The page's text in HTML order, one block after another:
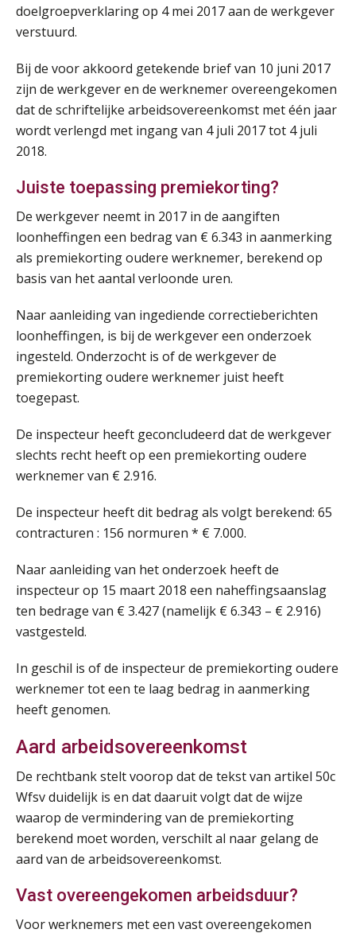
doelgroepverklaring op 4 mei 2017 aan de werkgever
verstuurd.
Bij de voor akkoord getekende brief van 10 juni 2017
zijn de werkgever en de werknemer overeengekomen
dat de schriftelijke arbeidsovereenkomst met één jaar
wordt verlengd met ingang van 4 juli 2017 tot 4 juli
2018.
Juiste toepassing premiekorting?
De werkgever neemt in 2017 in de aangiften
loonheffingen een bedrag van € 6.343 in aanmerking
als premiekorting oudere werknemer, berekend op
basis van het aantal verloonde uren.
Naar aanleiding van ingediende correctieberichten
loonheffingen, is bij de werkgever een onderzoek
ingesteld. Onderzocht is of de werkgever de
premiekorting oudere werknemer juist heeft
toegepast.
De inspecteur heeft geconcludeerd dat de werkgever
slechts recht heeft op een premiekorting oudere
werknemer van € 2.916.
De inspecteur heeft dit bedrag als volgt berekend: 65
contracturen : 156 normuren * € 7.000.
Naar aanleiding van het onderzoek heeft de
inspecteur op 15 maart 2018 een naheffingsaanslag
ten bedrage van € 3.427 (namelijk € 6.343 – € 2.916)
vastgesteld.
In geschil is of de inspecteur de premiekorting oudere
werknemer tot een te laag bedrag in aanmerking
heeft genomen.
Aard arbeidsovereenkomst
De rechtbank stelt voorop dat de tekst van artikel 50c
Wfsv duidelijk is en dat daaruit volgt dat de wijze
waarop de vermindering van de premiekorting
berekend moet worden, verschilt al naar gelang de
aard van de arbeidsovereenkomst.
Vast overeengekomen arbeidsduur?
Voor werknemers met een vast overeengekomen
AUG
HBO Programma Manager Payroll Services & Benefits
17
AUG
Module Arbeidsrecht en Sociale Zekerheid VPS
Markus Verbeek Praehep
24
AUG
Module Loonheffingen VPS
Markus Verbeek Praehep
24
25
AUG
Summercourse: Kiezen en loslaten & een mindset die kansen ziet en vertrouwen geeft
MOCuitgevers
25
AUG
Summercourse: Kiezen wat bij je past, loslaten wat je niet verder helpt
MOCuitgevers
25
25
AUG
Online Opleiding Praktijkdiploma Loonadministratie (PDL)
MOCuitgevers
AUG
MOCuitgevers
26
AUG
Opfriscursus PDL (NIRPA PE)
Markus Verbeek Praehep
26
AUG
Summercourse Impact en invloed van AI op de salarisverwerking (basis)
MOCuitgevers
AUG
Summercourse Impact en invloed van AI op de salarisverwerking (verdieping)
MOCuitgevers